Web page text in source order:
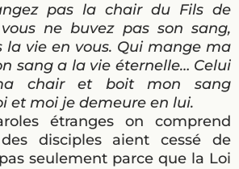
pas la chair du Fils de
ne buvez pas son sang,
la vie en vous. Qui mange ma
sang a la vie éternelle… Celui
chair et boit mon sang
et moi je demeure en lui.
étranges on comprend
disciples aient cessé de
seulement parce que la Loi